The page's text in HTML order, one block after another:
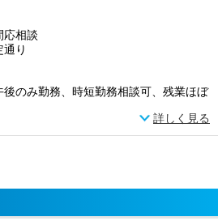
相談
り
後のみ勤務、時短勤務相談可、残業ほぼ
詳しく見る